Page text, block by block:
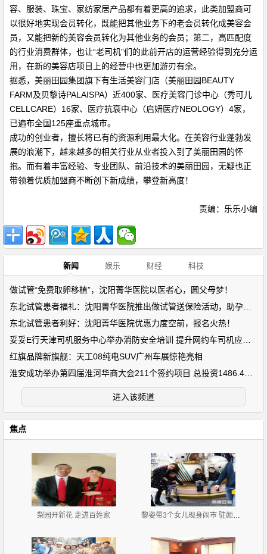
容、服装、珠宝、家纺家居产品都有着更高的追求，此类加盟商可
以很好地实现会员转化，既能把其他业务下的老会员转化成美容会
员，又能把新的美容会员转化为其他业务的会员；第二，高匹配度
的行业消费群体，也让“老司机”们的此前开店的运营经验得到充分运
用，在新的美容店项目上的经营中也更加游刃有余。
据悉，美丽田园集团旗下有生活美容门店（美丽田园BEAUTY
FARM及贝黎诗PALAISPA）近400家、医疗美容门诊中心（秀可儿
CELLCARE）16家、医疗抗衰中心（启妍医疗NEOLOGY）4家，
已遍布全国125座重点城市。
成功的创业者，擅长将已有的资源利用最大化。在美容行业蓬勃发
展的浪潮下，越来越多的相关行业从业者投入到了美丽田园的怀
抱。而有着丰富经验、专业团队、前沿技术的美丽田园，无疑也正
带领着优质加盟商不断创下新成绩，攀登新高度！
责编：乐乐小编
新闻 娱乐 财经 科技
做试管“免费取卵移植”，沈阳菁华医院以医者心，圆父母梦！
东北试管患者利好：沈阳菁华医院优惠力度空前，报名火热！
红旗品牌新旗舰：天工08纯电SUV广州车展惊艳亮相
进入该频道
焦点
梨园开新花 走进百姓家 黎姿带3个女儿现身闹市 驻颜有术仍美艳